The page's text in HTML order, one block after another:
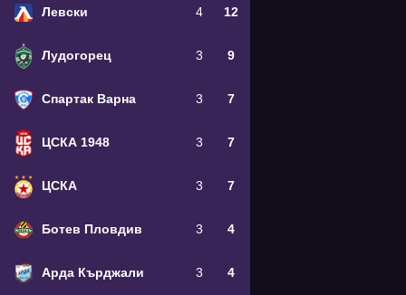
Левски 4 12
Лудогорец 3 9
Спартак Варна 3 7
ЦСКА 1948 3 7
ЦСКА 3 7
Ботев Пловдив 3 4
Арда Кърджали 3 4